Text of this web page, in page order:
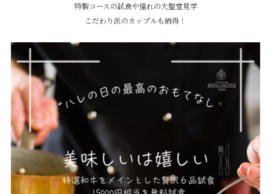
特製コースの試食や憧れの大聖堂見学
こだわり派のカップルも納得！